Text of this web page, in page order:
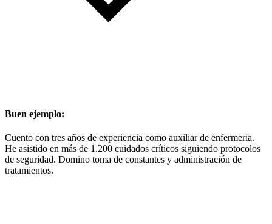
Buen ejemplo:
Cuento con tres años de experiencia como auxiliar de enfermería.
He asistido en más de 1.200 cuidados críticos siguiendo protocolos
de seguridad. Domino toma de constantes y administración de
tratamientos.